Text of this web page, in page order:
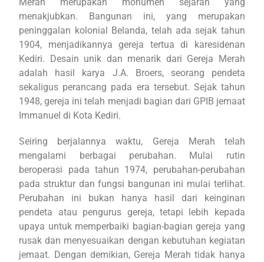
menakjubkan. Bangunan ini, yang merupakan
peninggalan kolonial Belanda, telah ada sejak tahun
1904, menjadikannya gereja tertua di karesidenan
Kediri. Desain unik dan menarik dari Gereja Merah
adalah hasil karya J.A. Broers, seorang pendeta
sekaligus perancang pada era tersebut. Sejak tahun
1948, gereja ini telah menjadi bagian dari GPIB jemaat
Immanuel di Kota Kediri.
Seiring berjalannya waktu, Gereja Merah telah
mengalami berbagai perubahan. Mulai rutin
beroperasi pada tahun 1974, perubahan-perubahan
pada struktur dan fungsi bangunan ini mulai terlihat.
Perubahan ini bukan hanya hasil dari keinginan
pendeta atau pengurus gereja, tetapi lebih kepada
upaya untuk memperbaiki bagian-bagian gereja yang
rusak dan menyesuaikan dengan kebutuhan kegiatan
jemaat. Dengan demikian, Gereja Merah tidak hanya